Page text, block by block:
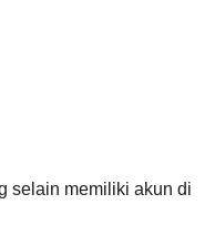
selain memiliki akun di